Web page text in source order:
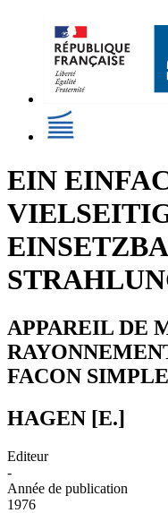
EIN
APPAREIL DE
FACON
HAGEN [E.]
Editeur
-
Année de publication
1976